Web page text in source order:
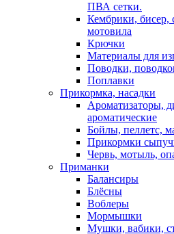
ПВА сетки.
Кембрики, бисер,
мотовила
Крючки
Материалы для
Поводки,
Поплавки
Прикормка, насадки
Ароматизаторы,
ароматические
Бойлы, пеллетс,
Прикормки
Червь, мотыль,
Приманки
Балансиры
Блёсны
Воблеры
Мормышки
Мушки, вабики,